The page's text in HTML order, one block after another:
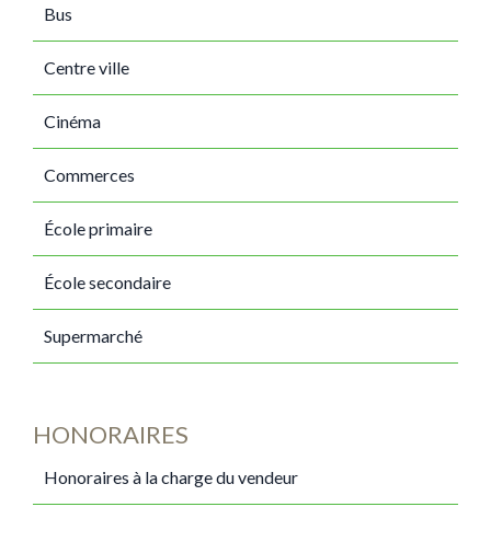
Bus
Centre ville
Cinéma
Commerces
École primaire
École secondaire
Supermarché
HONORAIRES
Honoraires à la charge du vendeur